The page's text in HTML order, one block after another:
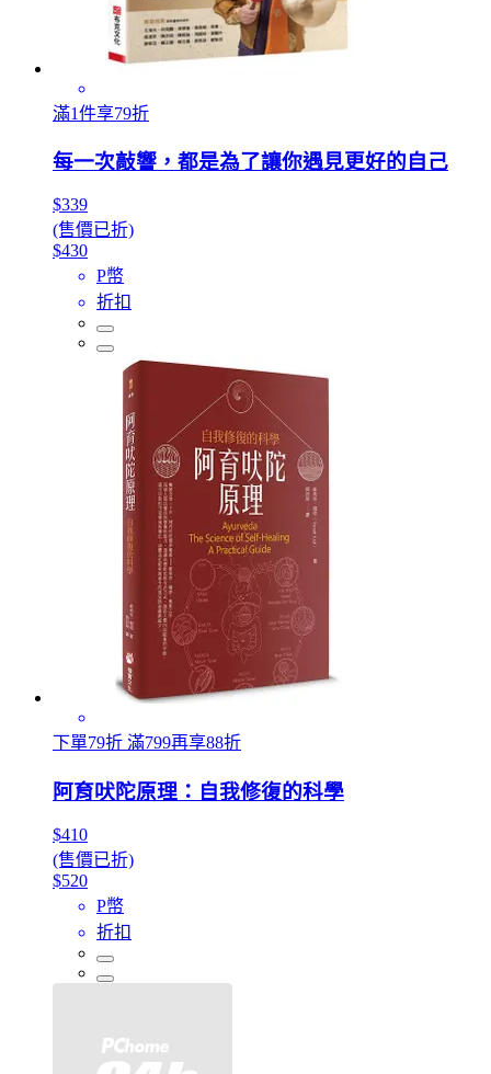
滿1件享79折
每一次敲響，都是為了讓你遇見更好的自己
$339
(售價已折)
$430
P幣
折扣
下單79折 滿799再享88折
阿育吠陀原理：自我修復的科學
$410
(售價已折)
$520
P幣
折扣